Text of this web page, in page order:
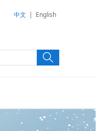
中文 | English